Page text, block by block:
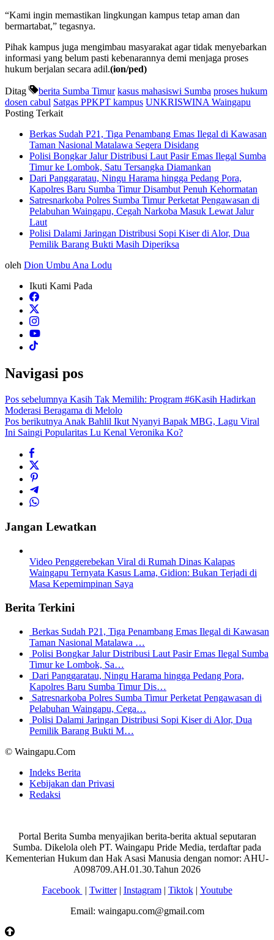
“Kami ingin memastikan lingkungan kampus tetap aman dan
bermartabat,” tegasnya.
Pihak kampus juga mengimbau masyarakat agar tidak menyebarkan
informasi yang belum pasti kebenarannya demi menjaga proses
hukum berjalan secara adil.(ion/ped)
Ditag berita Sumba Timur kasus mahasiswi Sumba proses hukum
dosen cabul Satgas PPKPT kampus UNKRISWINA Waingapu
Posting Terkait
Berkas Sudah P21, Tiga Penambang Emas Ilegal di Kawasan
Taman Nasional Matalawa Segera Disidang
Polisi Bongkar Jalur Distribusi Laut Pasir Emas Ilegal Sumba
Timur ke Lombok, Satu Tersangka Diamankan
Dari Panggaratau, Ningu Harama hingga Pedang Pora,
Kapolres Baru Sumba Timur Disambut Penuh Kehormatan
Satresnarkoba Polres Sumba Timur Perketat Pengawasan di
Pelabuhan Waingapu, Cegah Narkoba Masuk Lewat Jalur
Laut
Polisi Dalami Jaringan Distribusi Sopi Kiser di Alor, Dua
Pemilik Barang Bukti Masih Diperiksa
oleh Dion Umbu Ana Lodu
Ikuti Kami Pada
Navigasi pos
Pos sebelumnya Kasih Tak Memilih: Program #6Kasih Hadirkan
Moderasi Beragama di Melolo
Pos berikutnya Anak Bahlil Ikut Nyanyi Bapak MBG, Lagu Viral
Ini Saingi Popularitas Lu Kenal Veronika Ko?
Jangan Lewatkan
Video Penggerebekan Viral di Rumah Dinas Kalapas
Waingapu Ternyata Kasus Lama, Gidion: Bukan Terjadi di
Masa Kepemimpinan Saya
Berita Terkini
Berkas Sudah P21, Tiga Penambang Emas Ilegal di Kawasan
Taman Nasional Matalawa …
Polisi Bongkar Jalur Distribusi Laut Pasir Emas Ilegal Sumba
Timur ke Lombok, Sa…
Dari Panggaratau, Ningu Harama hingga Pedang Pora,
Kapolres Baru Sumba Timur Dis…
Satresnarkoba Polres Sumba Timur Perketat Pengawasan di
Pelabuhan Waingapu, Cega…
Polisi Dalami Jaringan Distribusi Sopi Kiser di Alor, Dua
Pemilik Barang Bukti M…
© Waingapu.Com
Indeks Berita
Kebijakan dan Privasi
Redaksi
Portal Berita Sumba menyajikan berita-berita aktual seputaran
Sumba. Dikelola oleh PT. Waingapu Pride Media, terdaftar pada
Kementerian Hukum dan Hak Asasi Manusia dengan nomor: AHU-
A098709.AH.01.30.Tahun 2026
Facebook | Twitter| Instagram| Tiktok| Youtube
Email: waingapu.com@gmail.com